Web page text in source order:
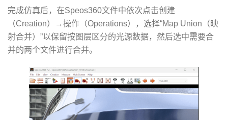
完成仿真后，在Speos360文件中依次点击创建
（Creation）→操作（Operations），选择“Map Union（映
射合并）”以保留按图层区分的光源数据，然后选中需要合
并的两个文件进行合并。